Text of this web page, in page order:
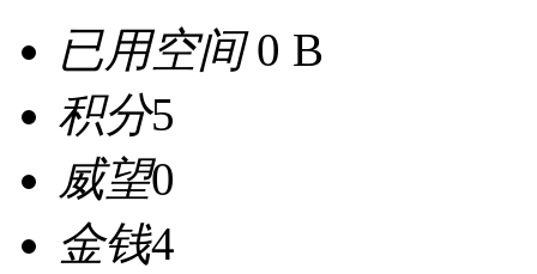
已用空间0 B
积分5
威望0
金钱4